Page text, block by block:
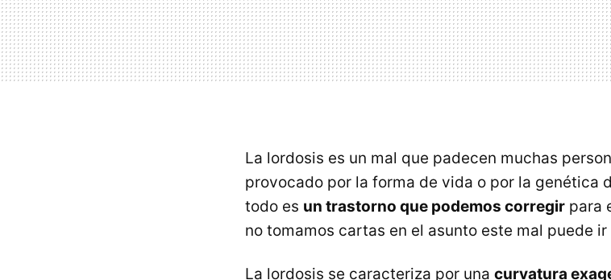
La lordosis es un mal que padecen muchas
provocado por la forma de vida o por la genética
todo es un trastorno que podemos corregir para
no tomamos cartas en el asunto este mal puede ir
La lordosis se caracteriza por una curvatura